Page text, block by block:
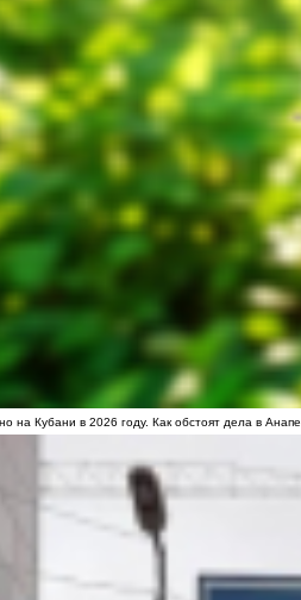
на Кубани в 2026 году. Как обстоят дела в Анапе